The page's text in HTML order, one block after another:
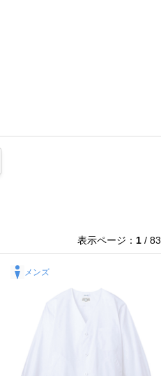
表示ページ： 1 / 83
メンズ